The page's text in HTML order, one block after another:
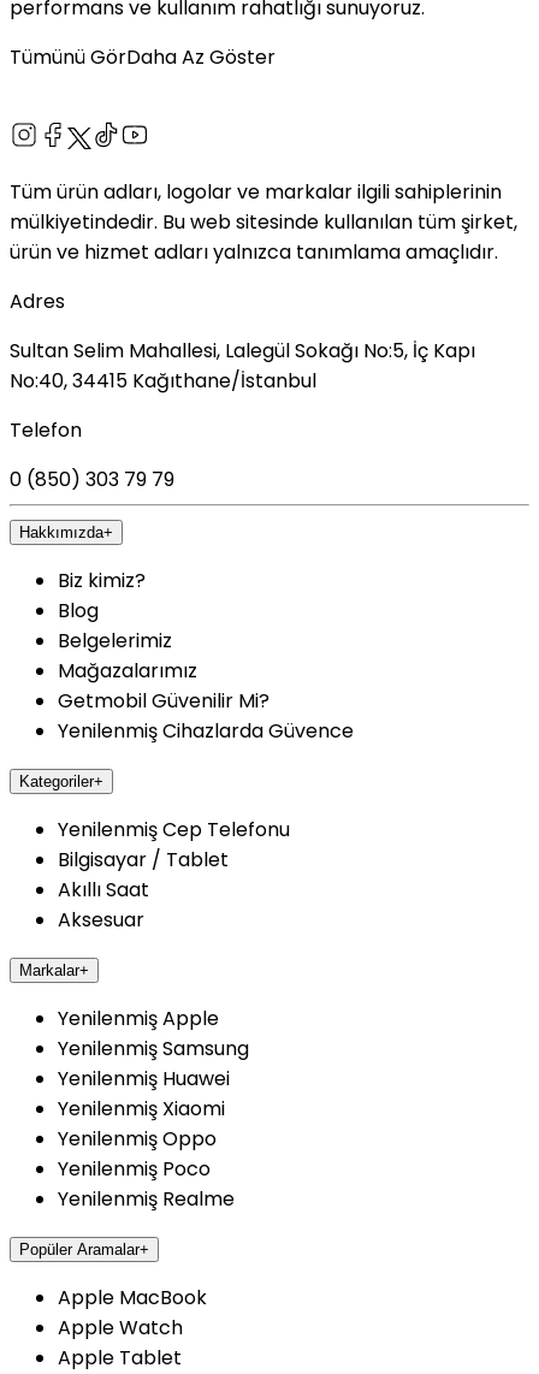
performans ve kullanım rahatlığı sunuyoruz.
Tümünü GörDaha Az Göster
Tüm ürün adları, logolar ve markalar ilgili sahiplerinin
mülkiyetindedir. Bu web sitesinde kullanılan tüm şirket,
ürün ve hizmet adları yalnızca tanımlama amaçlıdır.
Adres
Sultan Selim Mahallesi, Lalegül Sokağı No:5, İç Kapı
No:40, 34415 Kağıthane/İstanbul
Telefon
0 (850) 303 79 79
Hakkımızda+
Biz kimiz?
Blog
Belgelerimiz
Mağazalarımız
Getmobil Güvenilir Mi?
Yenilenmiş Cihazlarda Güvence
Kategoriler+
Yenilenmiş Cep Telefonu
Bilgisayar / Tablet
Akıllı Saat
Aksesuar
Markalar+
Yenilenmiş Apple
Yenilenmiş Samsung
Yenilenmiş Huawei
Yenilenmiş Xiaomi
Yenilenmiş Oppo
Yenilenmiş Poco
Yenilenmiş Realme
Popüler Aramalar+
Apple MacBook
Apple Watch
Apple Tablet